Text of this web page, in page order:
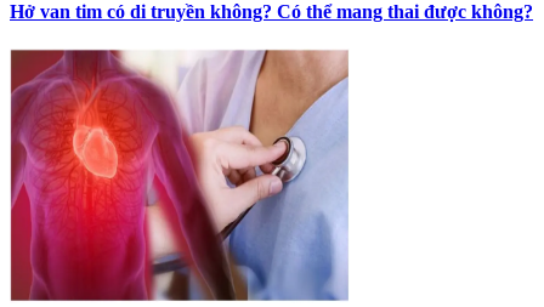
Hở van tim có di truyền không? Có thể mang thai được không?